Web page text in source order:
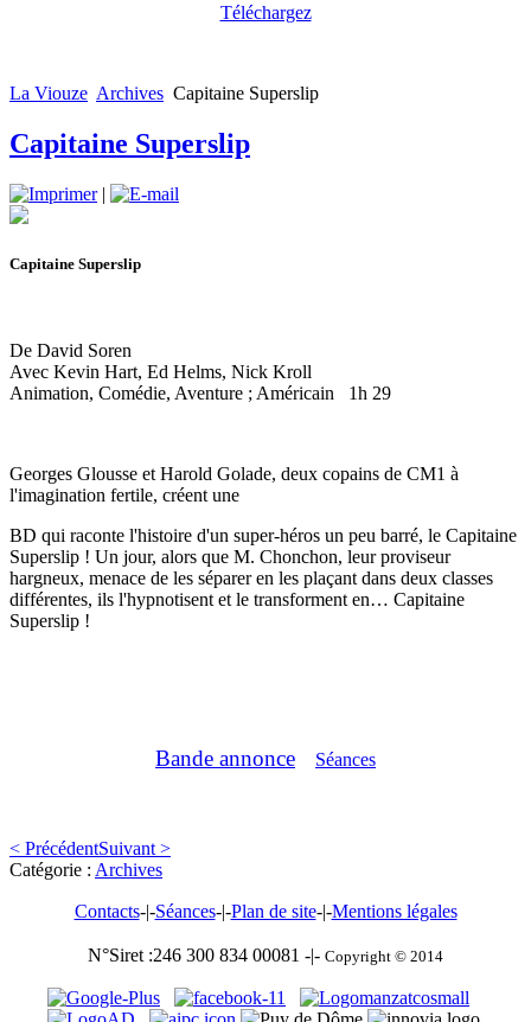
Téléchargez
La Viouze Archives Capitaine Superslip
Capitaine Superslip
|
Capitaine Superslip
De David Soren
Avec Kevin Hart, Ed Helms, Nick Kroll
Animation, Comédie, Aventure ; Américain 1h 29
Georges Glousse et Harold Golade, deux copains de CM1 à
l'imagination fertile, créent une
BD qui raconte l'histoire d'un super-héros un peu barré, le Capitaine
Superslip ! Un jour, alors que M. Chonchon, leur proviseur
hargneux, menace de les séparer en les plaçant dans deux classes
différentes, ils l'hypnotisent et le transforment en… Capitaine
Superslip !
Bande annonce Séances
< PrécédentSuivant >
Catégorie : Archives
Contacts-|-Séances-|-Plan de site-|-Mentions légales
N°Siret :246 300 834 00081 -|- Copyright © 2014